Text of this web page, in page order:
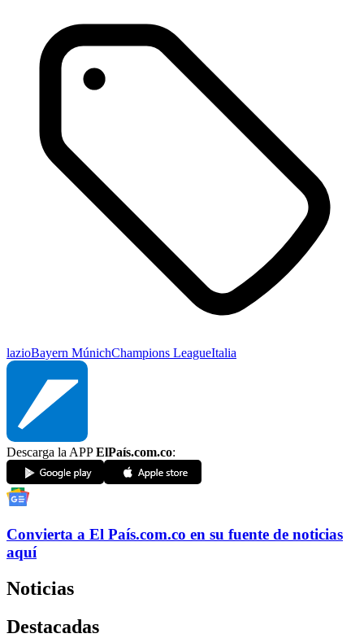
lazioBayern MúnichChampions LeagueItalia
Descarga la APPElPaís.com.co:
Convierta a El País.com.co en su fuente de noticias
aquí
Noticias
Destacadas